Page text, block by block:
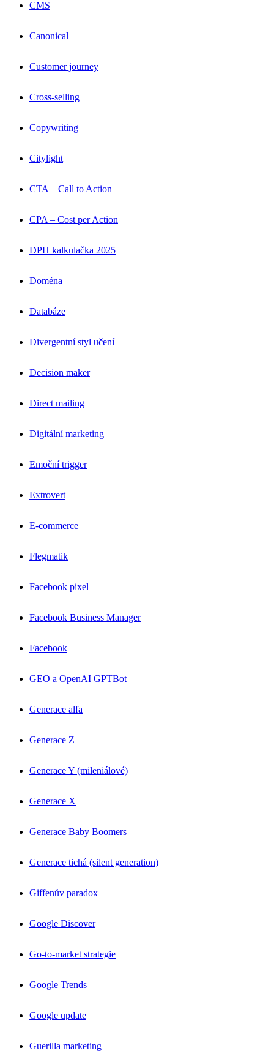
CMS
Canonical
Customer journey
Cross-selling
Copywriting
Citylight
CTA – Call to Action
CPA – Cost per Action
DPH kalkulačka 2025
Doména
Databáze
Divergentní styl učení
Decision maker
Direct mailing
Digitální marketing
Emoční trigger
Extrovert
E-commerce
Flegmatik
Facebook pixel
Facebook Business Manager
Facebook
GEO a OpenAI GPTBot
Generace alfa
Generace Z
Generace Y (mileniálové)
Generace X
Generace Baby Boomers
Generace tichá (silent generation)
Giffenův paradox
Google Discover
Go-to-market strategie
Google Trends
Google update
Guerilla marketing